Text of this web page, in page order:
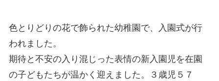
色とりどりの花で飾られた幼稚園で、入園式が行
われました。
期待と不安の入り混じった表情の新入園児を在園
の子どもたちが温かく迎えました。３歳児５７